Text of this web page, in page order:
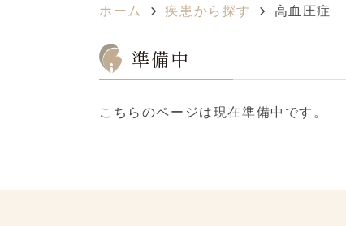
ホーム 疾患から探す 高血圧症
準備中
こちらのページは現在準備中です。